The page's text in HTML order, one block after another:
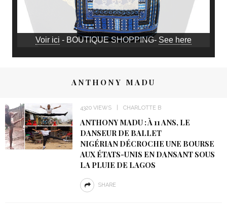
Voir ici - BOUTIQUE SHOPPING- See here
ANTHONY MADU
4320 VIEWS CHARLOTTE B
ANTHONY MADU : À 11 ANS, LE
DANSEUR DE BALLET
NIGÉRIAN DÉCROCHE UNE BOURSE
AUX ÉTATS-UNIS EN DANSANT SOUS
LA PLUIE DE LAGOS
SHARE